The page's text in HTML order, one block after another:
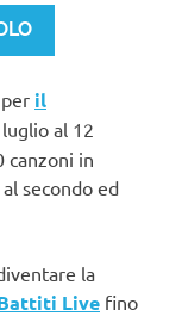
il
luglio al 12
canzoni in
secondo ed
la
Live fino